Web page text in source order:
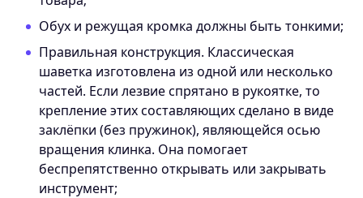
Обух и режущая кромка должны быть тонкими;
Правильная конструкция. Классическая
шаветка изготовлена из одной или несколько
частей. Если лезвие спрятано в рукоятке, то
крепление этих составляющих сделано в виде
заклёпки (без пружинок), являющейся осью
вращения клинка. Она помогает
беспрепятственно открывать или закрывать
инструмент;